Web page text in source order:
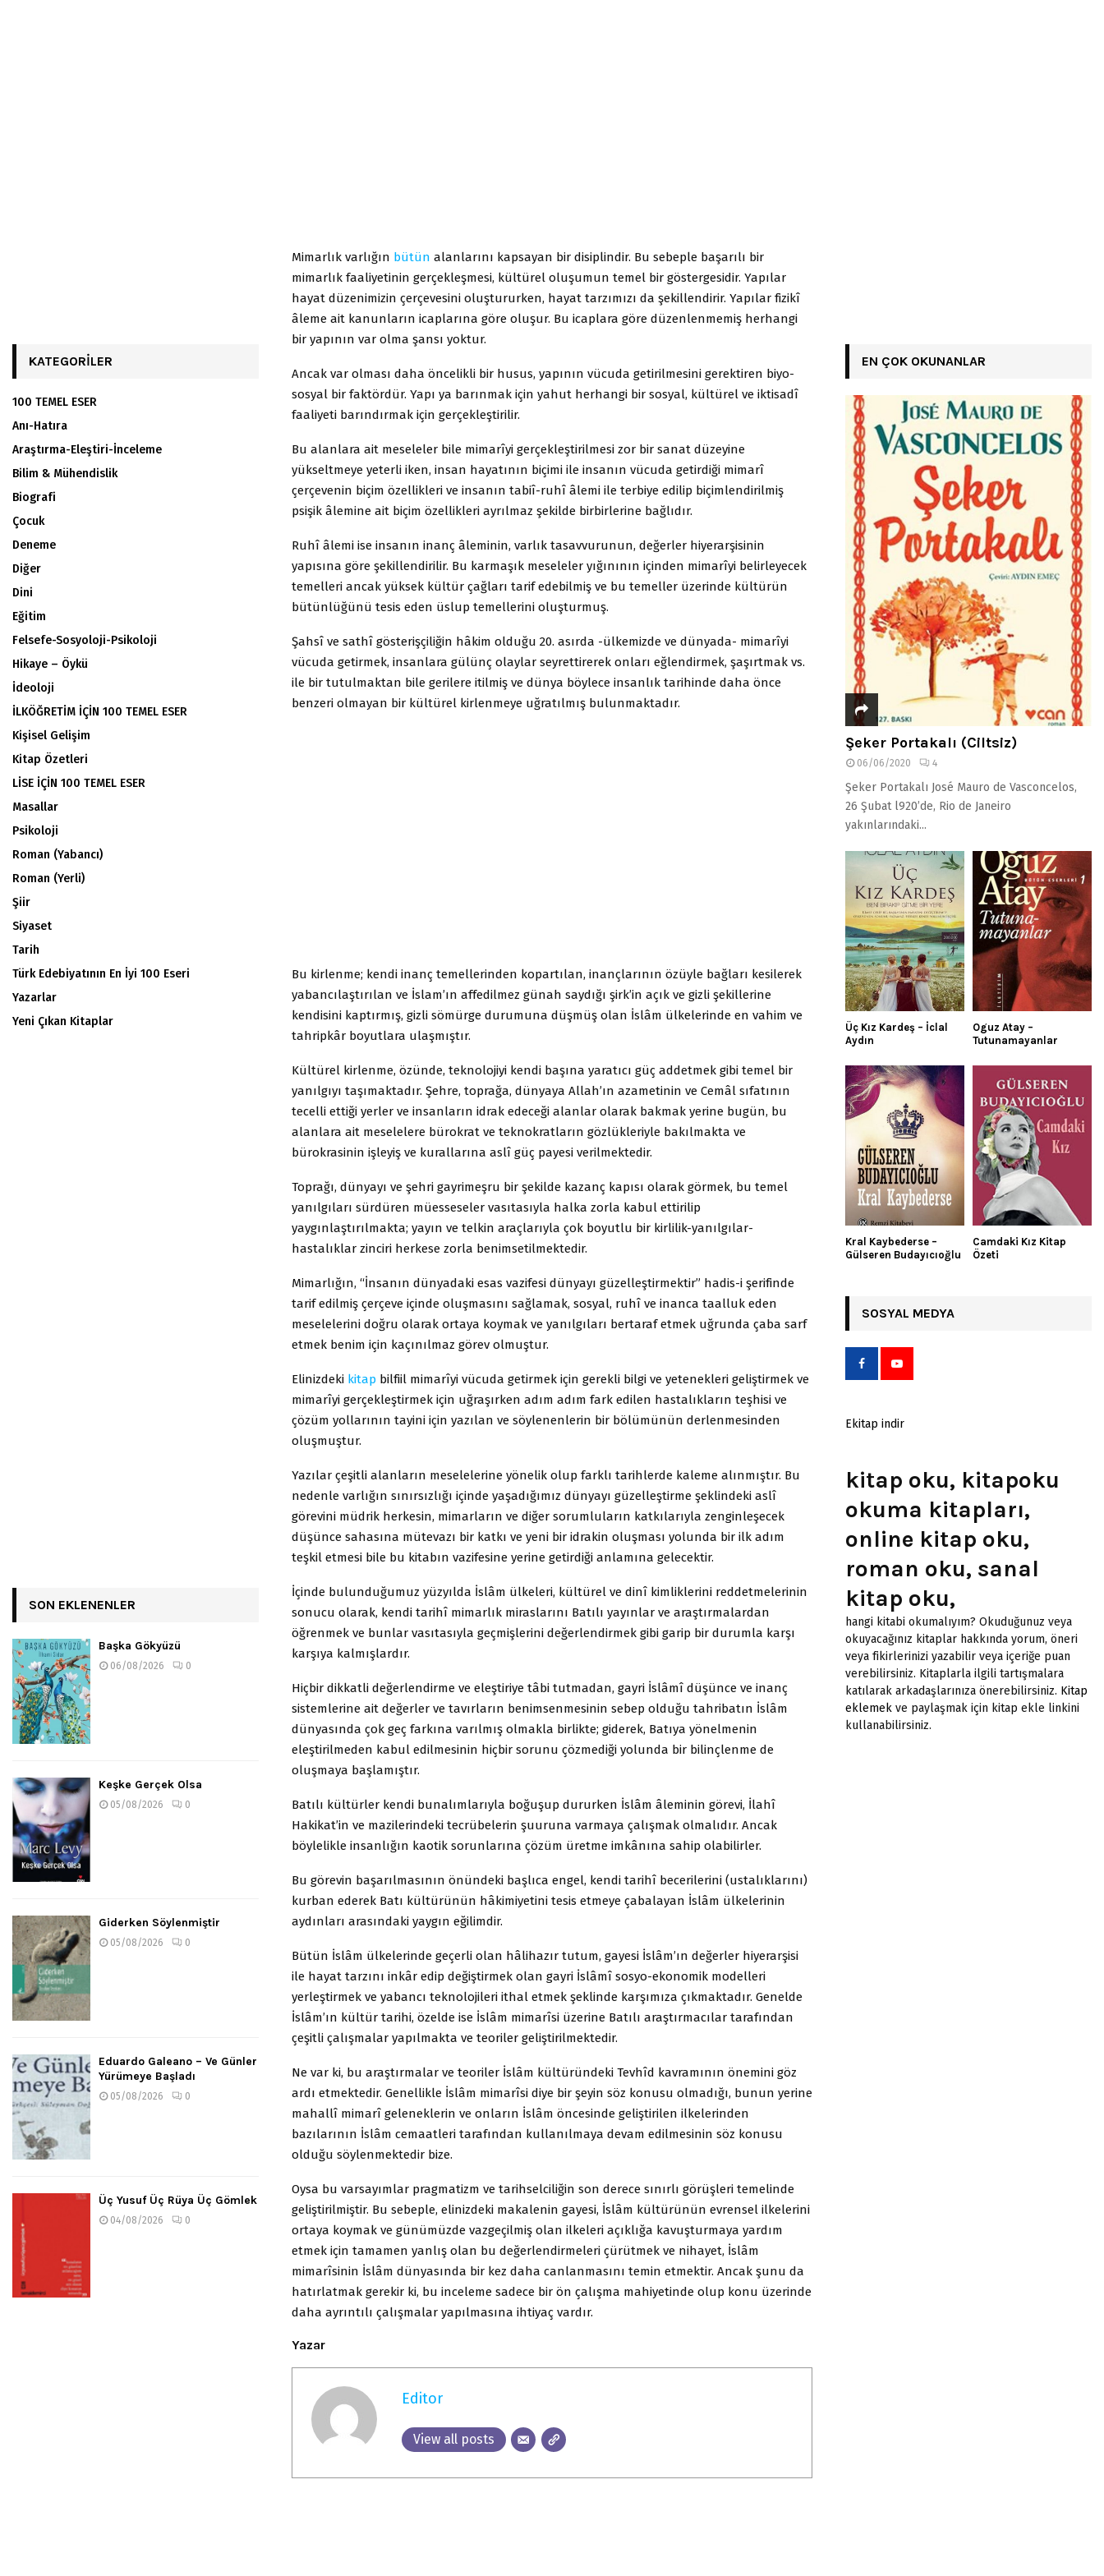
Mimarlık varlığın bütün alanlarını kapsayan bir disiplindir. Bu sebeple başarılı bir
mimarlık faaliyetinin gerçekleşmesi, kültürel oluşumun temel bir göstergesidir. Yapılar
hayat düzenimizin çerçevesini oluştururken, hayat tarzımızı da şekillendirir. Yapılar fizikî
âleme ait kanunların icaplarına göre oluşur. Bu icaplara göre düzenlenmemiş herhangi
bir yapının var olma şansı yoktur.
Ancak var olması daha öncelikli bir husus, yapının vücuda getirilmesini gerektiren biyo-
sosyal bir faktördür. Yapı ya barınmak için yahut herhangi bir sosyal, kültürel ve iktisadî
faaliyeti barındırmak için gerçekleştirilir.
Bu alanlara ait meseleler bile mimarîyi gerçekleştirilmesi zor bir sanat düzeyine
yükseltmeye yeterli iken, insan hayatının biçimi ile insanın vücuda getirdiği mimarî
çerçevenin biçim özellikleri ve insanın tabiî-ruhî âlemi ile terbiye edilip biçimlendirilmiş
psişik âlemine ait biçim özellikleri ayrılmaz şekilde birbirlerine bağlıdır.
Ruhî âlemi ise insanın inanç âleminin, varlık tasavvurunun, değerler hiyerarşisinin
yapısına göre şekillendirilir. Bu karmaşık meseleler yığınının içinden mimarîyi belirleyecek
temelleri ancak yüksek kültür çağları tarif edebilmiş ve bu temeller üzerinde kültürün
bütünlüğünü tesis eden üslup temellerini oluşturmuş.
Şahsî ve sathî gösterişçiliğin hâkim olduğu 20. asırda -ülkemizde ve dünyada- mimarîyi
vücuda getirmek, insanlara gülünç olaylar seyrettirerek onları eğlendirmek, şaşırtmak vs.
ile bir tutulmaktan bile gerilere itilmiş ve dünya böylece insanlık tarihinde daha önce
benzeri olmayan bir kültürel kirlenmeye uğratılmış bulunmaktadır.
Bu kirlenme; kendi inanç temellerinden kopartılan, inançlarının özüyle bağları kesilerek
yabancılaştırılan ve İslam’ın affedilmez günah saydığı şirk’in açık ve gizli şekillerine
kendisini kaptırmış, gizli sömürge durumuna düşmüş olan İslâm ülkelerinde en vahim ve
tahripkâr boyutlara ulaşmıştır.
Kültürel kirlenme, özünde, teknolojiyi kendi başına yaratıcı güç addetmek gibi temel bir
yanılgıyı taşımaktadır. Şehre, toprağa, dünyaya Allah’ın azametinin ve Cemâl sıfatının
tecelli ettiği yerler ve insanların idrak edeceği alanlar olarak bakmak yerine bugün, bu
alanlara ait meselelere bürokrat ve teknokratların gözlükleriyle bakılmakta ve
bürokrasinin işleyiş ve kurallarına aslî güç payesi verilmektedir.
Toprağı, dünyayı ve şehri gayrimeşru bir şekilde kazanç kapısı olarak görmek, bu temel
yanılgıları sürdüren müesseseler vasıtasıyla halka zorla kabul ettirilip
yaygınlaştırılmakta; yayın ve telkin araçlarıyla çok boyutlu bir kirlilik-yanılgılar-
hastalıklar zinciri herkese zorla benimsetilmektedir.
Mimarlığın, “İnsanın dünyadaki esas vazifesi dünyayı güzelleştirmektir” hadis-i şerifinde
tarif edilmiş çerçeve içinde oluşmasını sağlamak, sosyal, ruhî ve inanca taalluk eden
meselelerini doğru olarak ortaya koymak ve yanılgıları bertaraf etmek uğrunda çaba sarf
etmek benim için kaçınılmaz görev olmuştur.
Elinizdeki kitap bilfiil mimarîyi vücuda getirmek için gerekli bilgi ve yetenekleri geliştirmek ve
mimarîyi gerçekleştirmek için uğraşırken adım adım fark edilen hastalıkların teşhisi ve
çözüm yollarının tayini için yazılan ve söylenenlerin bir bölümünün derlenmesinden
oluşmuştur.
Yazılar çeşitli alanların meselelerine yönelik olup farklı tarihlerde kaleme alınmıştır. Bu
nedenle varlığın sınırsızlığı içinde yaşadığımız dünyayı güzelleştirme şeklindeki aslî
görevini müdrik herkesin, mimarların ve diğer sorumluların katkılarıyla zenginleşecek
düşünce sahasına mütevazı bir katkı ve yeni bir idrakin oluşması yolunda bir ilk adım
teşkil etmesi bile bu kitabın vazifesine yerine getirdiği anlamına gelecektir.
İçinde bulunduğumuz yüzyılda İslâm ülkeleri, kültürel ve dinî kimliklerini reddetmelerinin
sonucu olarak, kendi tarihî mimarlık miraslarını Batılı yayınlar ve araştırmalardan
öğrenmek ve bunlar vasıtasıyla geçmişlerini değerlendirmek gibi garip bir durumla karşı
karşıya kalmışlardır.
Hiçbir dikkatli değerlendirme ve eleştiriye tâbi tutmadan, gayri İslâmî düşünce ve inanç
sistemlerine ait değerler ve tavırların benimsenmesinin sebep olduğu tahribatın İslâm
dünyasında çok geç farkına varılmış olmakla birlikte; giderek, Batıya yönelmenin
eleştirilmeden kabul edilmesinin hiçbir sorunu çözmediği yolunda bir bilinçlenme de
oluşmaya başlamıştır.
Batılı kültürler kendi bunalımlarıyla boğuşup dururken İslâm âleminin görevi, İlahî
Hakikat’in ve mazilerindeki tecrübelerin şuuruna varmaya çalışmak olmalıdır. Ancak
böylelikle insanlığın kaotik sorunlarına çözüm üretme imkânına sahip olabilirler.
Bu görevin başarılmasının önündeki başlıca engel, kendi tarihî becerilerini (ustalıklarını)
kurban ederek Batı kültürünün hâkimiyetini tesis etmeye çabalayan İslâm ülkelerinin
aydınları arasındaki yaygın eğilimdir.
Bütün İslâm ülkelerinde geçerli olan hâlihazır tutum, gayesi İslâm’ın değerler hiyerarşisi
ile hayat tarzını inkâr edip değiştirmek olan gayri İslâmî sosyo-ekonomik modelleri
yerleştirmek ve yabancı teknolojileri ithal etmek şeklinde karşımıza çıkmaktadır. Genelde
İslâm’ın kültür tarihi, özelde ise İslâm mimarîsi üzerine Batılı araştırmacılar tarafından
çeşitli çalışmalar yapılmakta ve teoriler geliştirilmektedir.
Ne var ki, bu araştırmalar ve teoriler İslâm kültüründeki Tevhîd kavramının önemini göz
ardı etmektedir. Genellikle İslâm mimarîsi diye bir şeyin söz konusu olmadığı, bunun yerine
mahallî mimarî geleneklerin ve onların İslâm öncesinde geliştirilen ilkelerinden
bazılarının İslâm cemaatleri tarafından kullanılmaya devam edilmesinin söz konusu
olduğu söylenmektedir bize.
Oysa bu varsayımlar pragmatizm ve tarihselciliğin son derece sınırlı görüşleri temelinde
geliştirilmiştir. Bu sebeple, elinizdeki makalenin gayesi, İslâm kültürünün evrensel ilkelerini
ortaya koymak ve günümüzde vazgeçilmiş olan ilkeleri açıklığa kavuşturmaya yardım
etmek için tamamen yanlış olan bu değerlendirmeleri çürütmek ve nihayet, İslâm
mimarîsinin İslâm dünyasında bir kez daha canlanmasını temin etmektir. Ancak şunu da
hatırlatmak gerekir ki, bu inceleme sadece bir ön çalışma mahiyetinde olup konu üzerinde
daha ayrıntılı çalışmalar yapılmasına ihtiyaç vardır.
Yazar
Editor
View all posts
KATEGORILER
100 TEMEL ESER
Anı-Hatıra
Araştırma-Eleştiri-İnceleme
Bilim & Mühendislik
Biografi
Çocuk
Deneme
Diğer
Dini
Eğitim
Felsefe-Sosyoloji-Psikoloji
Hikaye – Öykü
İdeoloji
İLKÖĞRETİM İÇİN 100 TEMEL ESER
Kişisel Gelişim
Kitap Özetleri
LİSE İÇİN 100 TEMEL ESER
Masallar
Psikoloji
Roman (Yabancı)
Roman (Yerli)
Şiir
Siyaset
Tarih
Türk Edebiyatının En İyi 100 Eseri
Yazarlar
Yeni Çıkan Kitaplar
SON EKLENENLER
Başka Gökyüzü
06/08/2026 0
Keşke Gerçek Olsa
05/08/2026 0
Giderken Söylenmiştir
05/08/2026 0
Eduardo Galeano – Ve Günler
Yürümeye Başladı
05/08/2026 0
Üç Yusuf Üç Rüya Üç Gömlek
04/08/2026 0
EN ÇOK OKUNANLAR
Şeker Portakalı (Ciltsiz)
06/06/2020 4
Şeker Portakalı José Mauro de Vasconcelos,
26 Şubat l920’de, Rio de Janeiro
yakınlarındaki...
Üç Kız Kardeş – İclal
Aydın
Oguz Atay –
Tutunamayanlar
Kral Kaybederse –
Gülseren Budayıcıoğlu
Camdaki Kız Kitap
Özeti
SOSYAL MEDYA
Ekitap indir
kitap oku, kitapoku
okuma kitapları,
online kitap oku,
roman oku, sanal
kitap oku,
hangi kitabi okumalıyım? Okuduğunuz veya
okuyacağınız kitaplar hakkında yorum, öneri
veya fikirlerinizi yazabilir veya içeriğe puan
verebilirsiniz. Kitaplarla ilgili tartışmalara
katılarak arkadaşlarınıza önerebilirsiniz. Kitap
eklemek ve paylaşmak için kitap ekle linkini
kullanabilirsiniz.